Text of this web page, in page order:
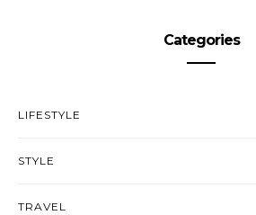
Categories
LIFESTYLE
STYLE
TRAVEL